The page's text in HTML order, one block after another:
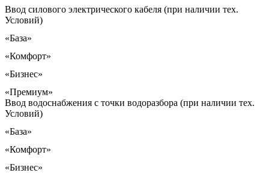
Ввод силового электрического кабеля (при наличии тех.
Условий)
«База»
«Комфорт»
«Бизнес»
«Премиум»
Ввод водоснабжения с точки водоразбора (при наличии тех.
Условий)
«База»
«Комфорт»
«Бизнес»